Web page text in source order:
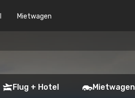
Mietwagen
Flug + Hotel Mietwagen